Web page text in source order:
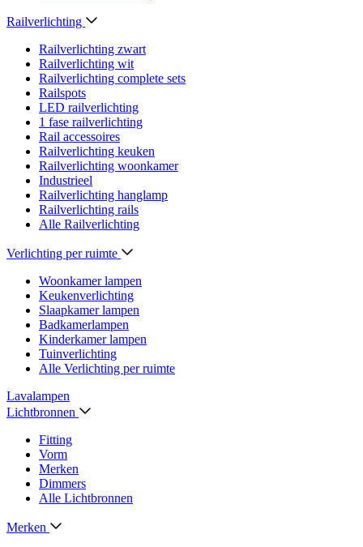
Railverlichting
Railverlichting zwart
Railverlichting wit
Railverlichting complete sets
Railspots
LED railverlichting
1 fase railverlichting
Rail accessoires
Railverlichting keuken
Railverlichting woonkamer
Industrieel
Railverlichting hanglamp
Railverlichting rails
Alle Railverlichting
Verlichting per ruimte
Woonkamer lampen
Keukenverlichting
Slaapkamer lampen
Badkamerlampen
Kinderkamer lampen
Tuinverlichting
Alle Verlichting per ruimte
Lavalampen
Lichtbronnen
Fitting
Vorm
Merken
Dimmers
Alle Lichtbronnen
Merken